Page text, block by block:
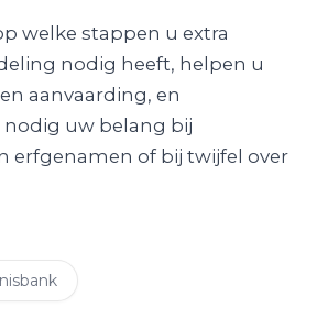
welke stappen u extra
nodig heeft, helpen u
aanvaarding, en
uw belang bij
erfgenamen of bij twijfel over